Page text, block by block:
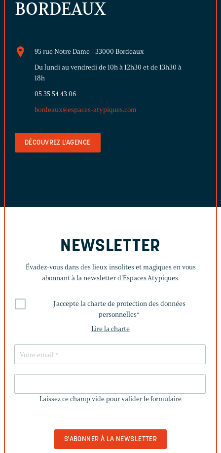
BORDEAUX
95 rue Notre Dame - 33000 Bordeaux
Du lundi au vendredi de 10h à 12h30 et de 13h30 à
18h
05 35 54 43 06
bordeaux@espaces-atypiques.com
DÉCOUVREZ L'AGENCE
NEWSLETTER
Évadez-vous dans des lieux insolites et magiques en vous
abonnant à la newsletter d’Espaces Atypiques.
J'accepte la charte de protection des données
personnelles*
Lire la charte
CHAMP
Laissez ce champ vide pour valider le formulaire